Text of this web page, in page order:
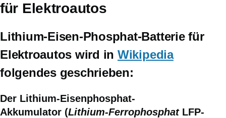
für Elektroautos
Lithium-Eisen-Phosphat-Batterie für
Elektroautos wird in Wikipedia
folgendes geschrieben:
Der Lithium-Eisenphosphat-
Akkumulator (Lithium-FerrophosphatLFP-